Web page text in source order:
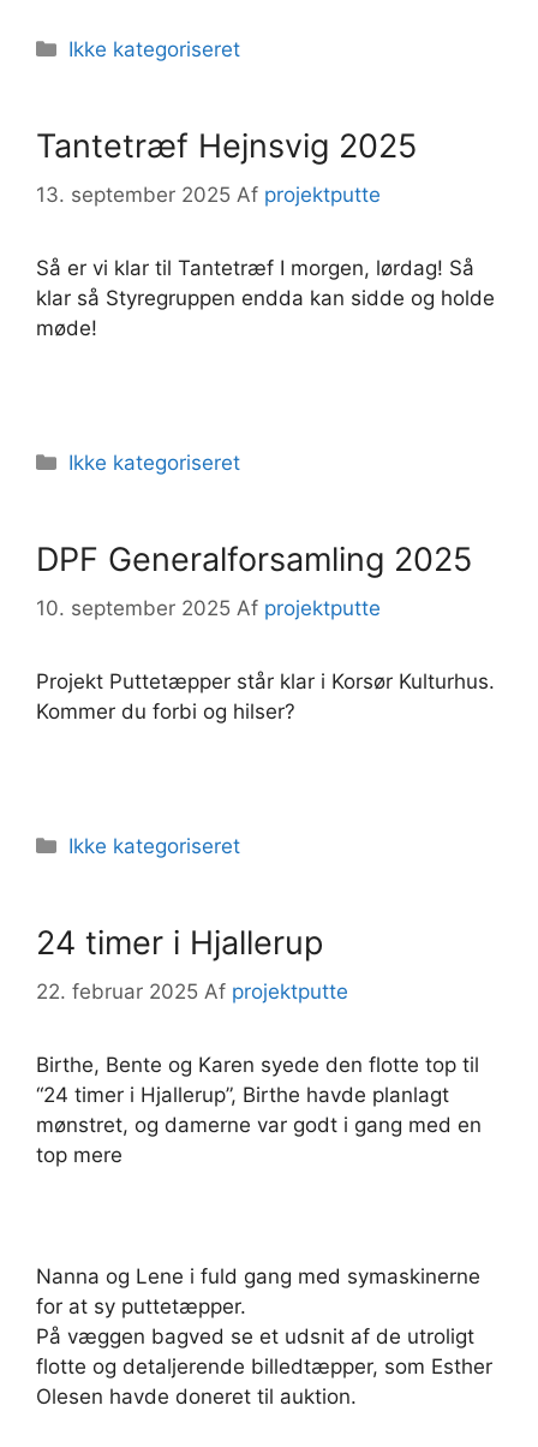
Kategorier
Ikke kategoriseret
Tantetræf Hejnsvig 2025
13. september 2025 Af projektputte
Så er vi klar til Tantetræf I morgen, lørdag! Så
klar så Styregruppen endda kan sidde og holde
møde!
Kategorier
Ikke kategoriseret
DPF Generalforsamling 2025
10. september 2025 Af projektputte
Projekt Puttetæpper står klar i Korsør Kulturhus.
Kommer du forbi og hilser?
Kategorier
Ikke kategoriseret
24 timer i Hjallerup
22. februar 2025 Af projektputte
Birthe, Bente og Karen syede den flotte top til
“24 timer i Hjallerup”, Birthe havde planlagt
mønstret, og damerne var godt i gang med en
top mere
Nanna og Lene i fuld gang med symaskinerne
for at sy puttetæpper.
På væggen bagved se et udsnit af de utroligt
flotte og detaljerende billedtæpper, som Esther
Olesen havde doneret til auktion.